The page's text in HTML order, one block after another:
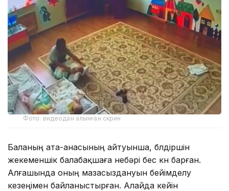
Фото: видеодан алынған скрин
Баланың ата-анасының айтуынша, бүлдіршін
жекеменшік балабақшаға небәрі бес күн барған.
Алғашында оның мазасыздануын бейімделу
кезеңімен байланыстырған. Алайда кейін